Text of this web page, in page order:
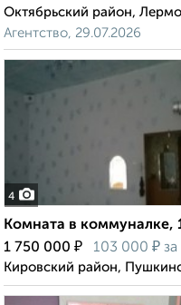
Октябрьский район,
Агентство, 29.07.2026
4
Комната в коммуналке,
1 750 000 ₽ 103 000 ₽ за
Кировский район,